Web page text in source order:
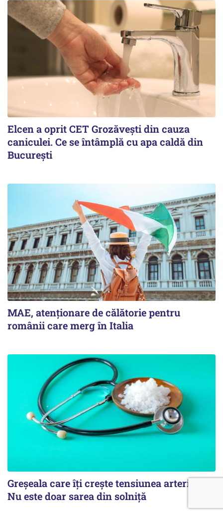
Elcen a oprit CET Grozăvești din cauza
caniculei. Ce se întâmplă cu apa caldă din
București
MAE, atenționare de călătorie pentru
românii care merg în Italia
Greșeala care îți crește tensiunea arterială.
Nu este doar sarea din solniță